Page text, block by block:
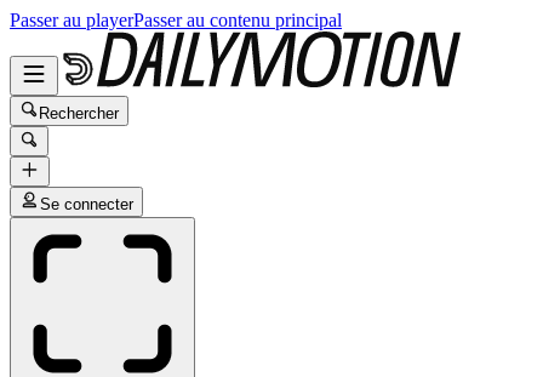
Passer au playerPasser au contenu principal
Rechercher
Se connecter